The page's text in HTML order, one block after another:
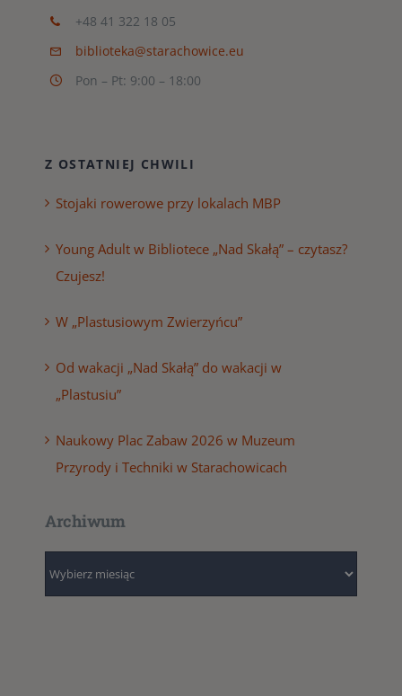
+48 41 322 18 05
biblioteka@starachowice.eu
Pon – Pt: 9:00 – 18:00
Z OSTATNIEJ CHWILI
Stojaki rowerowe przy lokalach MBP
Young Adult w Bibliotece „Nad Skałą” – czytasz?
Czujesz!
W „Plastusiowym Zwierzyńcu”
Od wakacji „Nad Skałą” do wakacji w
„Plastusiu”
Naukowy Plac Zabaw 2026 w Muzeum
Przyrody i Techniki w Starachowicach
Archiwum